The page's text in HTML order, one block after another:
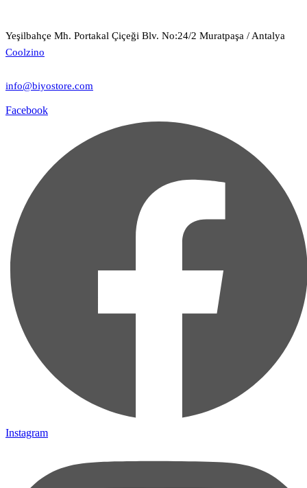
Yeşilbahçe Mh. Portakal Çiçeği Blv. No:24/2 Muratpaşa / Antalya
Coolzino
info@biyostore.com
Facebook
Instagram